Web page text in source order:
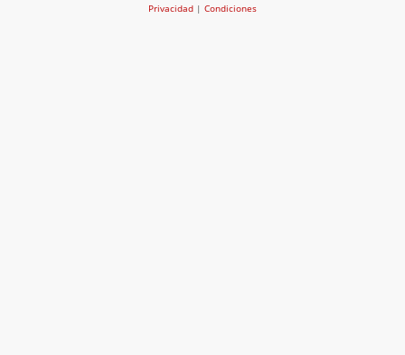
Privacidad | Condiciones